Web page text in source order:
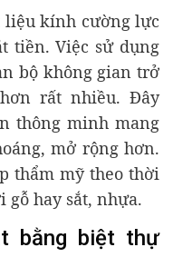
liệu kính cường lực
tiền. Việc sử dụng
bộ không gian trở
rất nhiều. Đây
thông minh mang
mở rộng hơn.
thẩm mỹ theo thời
hay sắt, nhựa.
bằng biệt thự